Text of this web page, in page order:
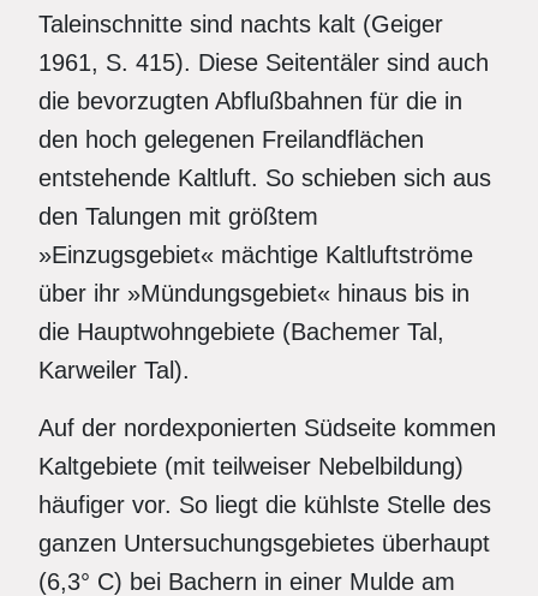
Taleinschnitte sind nachts kalt (Geiger
1961, S. 415). Diese Seitentäler sind auch
die bevorzugten Abflußbahnen für die in
den hoch gelegenen Freilandflächen
entstehende Kaltluft. So schieben sich aus
den Talungen mit größtem
»Einzugsgebiet« mächtige Kaltluftströme
über ihr »Mündungsgebiet« hinaus bis in
die Hauptwohngebiete (Bachemer Tal,
Karweiler Tal).
Auf der nordexponierten Südseite kommen
Kaltgebiete (mit teilweiser Nebelbildung)
häufiger vor. So liegt die kühlste Stelle des
ganzen Untersuchungsgebietes überhaupt
(6,3° C) bei Bachern in einer Mulde am